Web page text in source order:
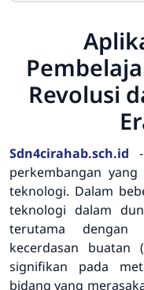
Revolusi
Sdn4cirahab.sch.id
perkembangan
teknologi. Dalam
teknologi dalam
terutama dengan
kecerdasan buatan
signifikan pada
bidang yang